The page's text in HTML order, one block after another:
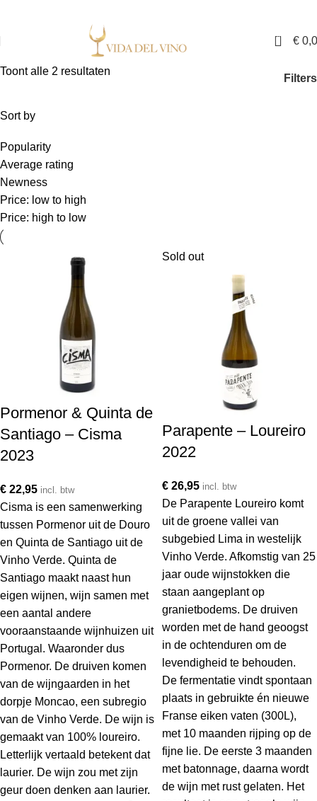
0 €
Toont alle 2 resultaten
Filters
Sort by
Popularity
Average rating
Newness
Price: low to high
Price: high to low
Pormenor & Quinta de
Santiago – Cisma
2023
€ 22,95 incl. btw
Cisma is een samenwerking
tussen Pormenor uit de Douro
en Quinta de Santiago uit de
Vinho Verde. Quinta de
Santiago maakt naast hun
eigen wijnen, wijn samen met
een aantal andere
vooraanstaande wijnhuizen uit
Portugal. Waaronder dus
Pormenor. De druiven komen
van de wijngaarden in het
dorpje Moncao, een subregio
van de Vinho Verde. De wijn is
gemaakt van 100% loureiro.
Letterlijk vertaald betekent dat
laurier. De wijn zou met zijn
geur doen denken aan laurier.
Sold out
Parapente – Loureiro
2022
€ 26,95 incl. btw
De Parapente Loureiro komt
uit de groene vallei van
subgebied Lima in westelijk
Vinho Verde. Afkomstig van 25
jaar oude wijnstokken die
staan aangeplant op
granietbodems. De druiven
worden met de hand geoogst
in de ochtenduren om de
levendigheid te behouden.
De fermentatie vindt spontaan
plaats in gebruikte én nieuwe
Franse eiken vaten (300L),
met 10 maanden rijping op de
fijne lie. De eerste 3 maanden
met batonnage, daarna wordt
de wijn met rust gelaten. Het